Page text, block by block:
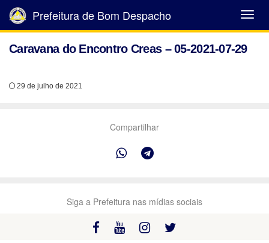
Abrir
Menu
Prefeitura de Bom Despacho
Caravana do Encontro Creas – 05-2021-07-29
29 de julho de 2021
Compartilhar
Siga a Prefeitura nas mídias sociais